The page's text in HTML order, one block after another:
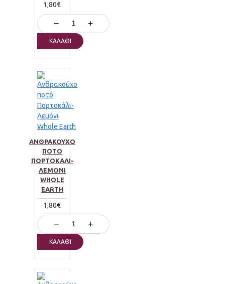
1,80€
− +
ΚΑΛΆΘΙ
ΑΝΘΡΑΚΟΎΧΟ
ΠΟΤΌ
ΠΟΡΤΟΚΆΛΙ-
ΛΕΜΌΝΙ
WHOLE
EARTH
1,80€
− +
ΚΑΛΆΘΙ